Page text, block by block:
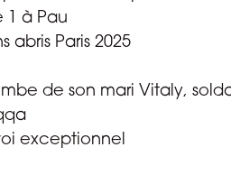
1 à Pau
abris Paris 2025
de son mari Vitaly,
exceptionnel